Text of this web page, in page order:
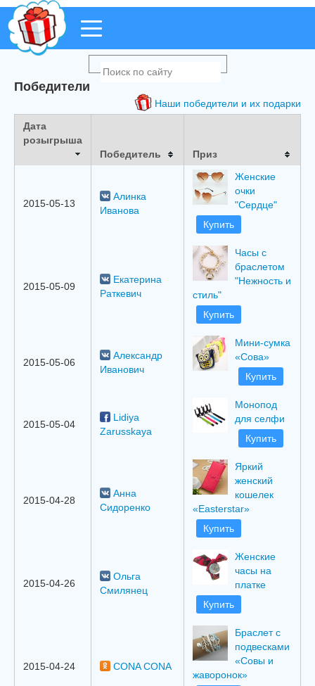
Победители
Наши победители и их подарки
Дата
розыгрыша
Победитель
Приз
2015-05-13
Алинка
Иванова
Женские
очки
"Сердце"
Купить
2015-05-09
Екатерина
Раткевич
Часы с
браслетом
"Нежность и
стиль"
Купить
2015-05-06
Александр
Иванович
Мини-сумка
«Сова»
Купить
2015-05-04
Lidiya
Zarusskaya
Mонопод
для селфи
Купить
2015-04-28
Анна
Сидоренко
Яркий
женский
кошелек
«Easterstar»
Купить
2015-04-26
Ольга
Смилянец
Женские
часы на
платке
Купить
2015-04-24 CONA CONA
Браслет с
подвесками
«Совы и
жаворонок»